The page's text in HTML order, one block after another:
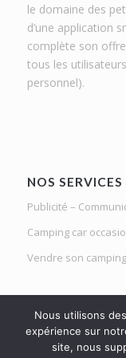
le domaine des
d’une application
complète son
tous les
personnel).
NOS SERVICES
Publicité –
Camping car
Vendre son
Nous utilisons
expérience sur
site, nous